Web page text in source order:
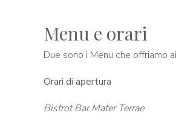
Menu e orari
Due sono i Menu che offriamo
Orari di apertura
Bistrot Bar Mater Terrae